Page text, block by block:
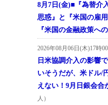
8月7日(金)■『為替介
思惑』と『米国の雇
『米国の金融政策へ
2026年08月06日(木)17時
日米協調介入の影響
いそうだが、米ドル/
えない！9月日銀会
人）